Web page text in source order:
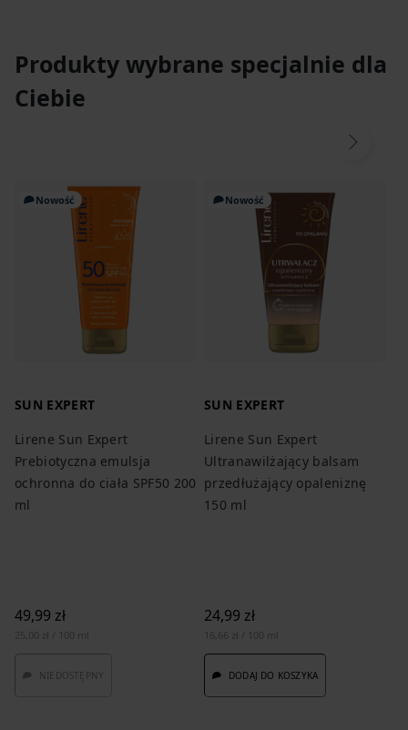
Produkty wybrane specjalnie dla
Ciebie
Nowość
SUN EXPERT
Lirene Sun Expert
Prebiotyczna emulsja
ochronna do ciała SPF50 200
ml
49,99 zł
25,00 zł / 100 ml
NIEDOSTĘPNY
Nowość
SUN EXPERT
Lirene Sun Expert
Ultranawilżający balsam
przedłużający opaleniznę
150 ml
24,99 zł
16,66 zł / 100 ml
DODAJ DO KOSZYKA